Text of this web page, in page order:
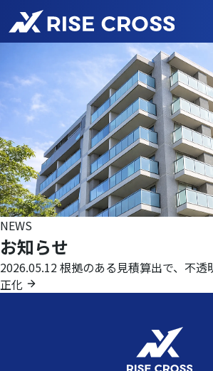
NEWS
お知らせ
2026.05.12根拠のある見積算出で、不透
正化